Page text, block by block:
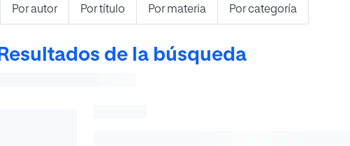
Por autor Por título Por materia Por categoría
Resultados de la búsqueda